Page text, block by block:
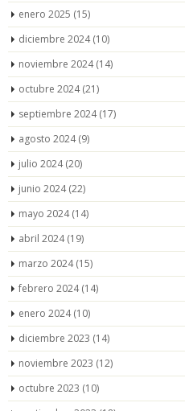
enero 2025 (15)
diciembre 2024(10)
noviembre 2024(14)
octubre 2024(21)
septiembre 2024(17)
agosto 2024(9)
julio 2024(20)
junio 2024(22)
mayo 2024(14)
abril 2024(19)
marzo 2024(15)
febrero 2024(14)
enero 2024(10)
diciembre 2023 (14)
noviembre 2023 (12)
octubre 2023 (10)